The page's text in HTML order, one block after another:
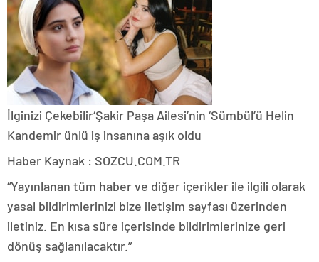
İlginizi Çekebilir‘Şakir Paşa Ailesi’nin ‘Sümbül’ü Helin
Kandemir ünlü iş insanına aşık oldu
Haber Kaynak : SOZCU.COM.TR
“Yayınlanan tüm haber ve diğer içerikler ile ilgili olarak
yasal bildirimlerinizi bize iletişim sayfası üzerinden
iletiniz. En kısa süre içerisinde bildirimlerinize geri
dönüş sağlanılacaktır.”